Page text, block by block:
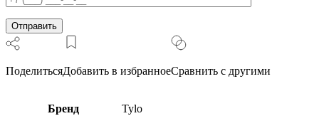
ПоделитьсяДобавить в избранноеСравнить с другими
Бренд Tylo